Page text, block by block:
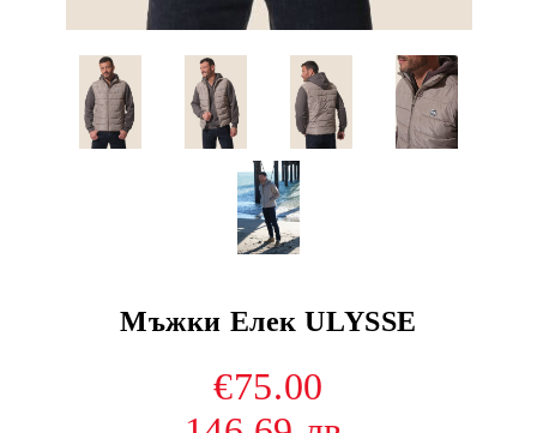
Мъжки Елек ULYSSE
€75.00